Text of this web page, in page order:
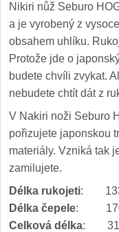
Nikiri nůž Seburo
a je vyrobený z
obsahem uhlíku.
Protože jde o
budete chvíli zvykat.
nebudete chtít dát z
V Nakiri noži Seburo
pořizujete japonskou
materiály. Vzniká tak
zamilujete.
Délka rukojeti: 133
Délka čepele: 170
Celková délka: